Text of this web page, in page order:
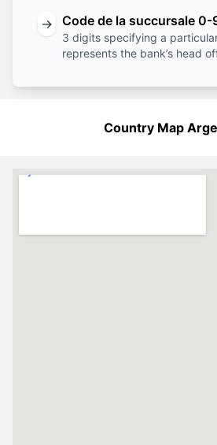
→ Code de la succursale 0-
3 digits specifying a
represents the bank’s head
Country Map